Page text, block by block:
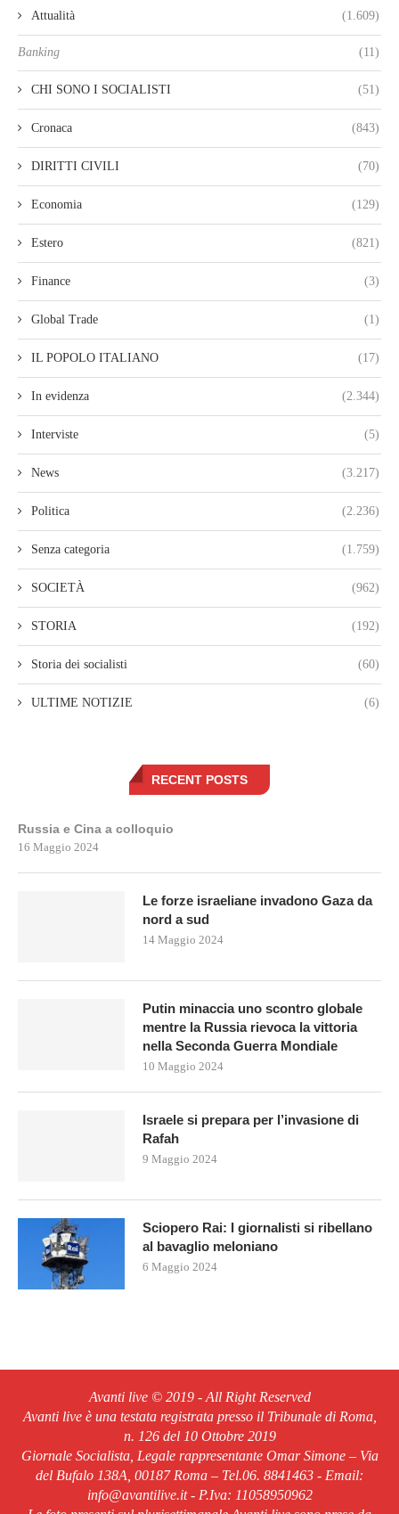
Attualità (1.609)
Banking (11)
CHI SONO I SOCIALISTI (51)
Cronaca (843)
DIRITTI CIVILI (70)
Economia (129)
Estero (821)
Finance (3)
Global Trade (1)
IL POPOLO ITALIANO (17)
In evidenza (2.344)
Interviste (5)
News (3.217)
Politica (2.236)
Senza categoria (1.759)
SOCIETÀ (962)
STORIA (192)
Storia dei socialisti (60)
ULTIME NOTIZIE (6)
RECENT POSTS
Russia e Cina a colloquio
16 Maggio 2024
Le forze israeliane invadono Gaza da
nord a sud
14 Maggio 2024
Putin minaccia uno scontro globale
mentre la Russia rievoca la vittoria
nella Seconda Guerra Mondiale
10 Maggio 2024
Israele si prepara per l’invasione di
Rafah
9 Maggio 2024
Sciopero Rai: I giornalisti si ribellano
al bavaglio meloniano
6 Maggio 2024
Avanti live © 2019 - All Right Reserved
Avanti live è una testata registrata presso il Tribunale di Roma,
n. 126 del 10 Ottobre 2019
Giornale Socialista, Legale rappresentante Omar Simone – Via
del Bufalo 138A, 00187 Roma – Tel.06. 8841463 - Email:
info@avantilive.it - P.Iva: 11058950962